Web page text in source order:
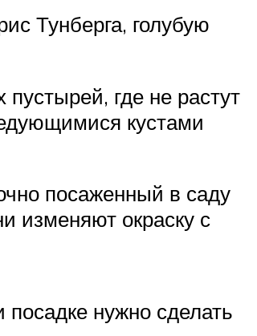
Тунберга, голубую
где не растут
кустами
посаженный в саду
изменяют окраску с
нужно сделать